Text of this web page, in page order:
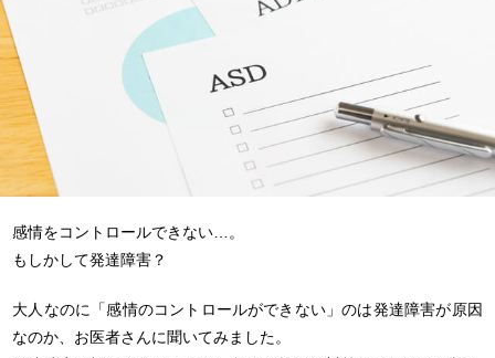
感情をコントロールできない…。
もしかして発達障害？
大人なのに「感情のコントロールができない」のは発達障害が原因
なのか、お医者さんに聞いてみました。